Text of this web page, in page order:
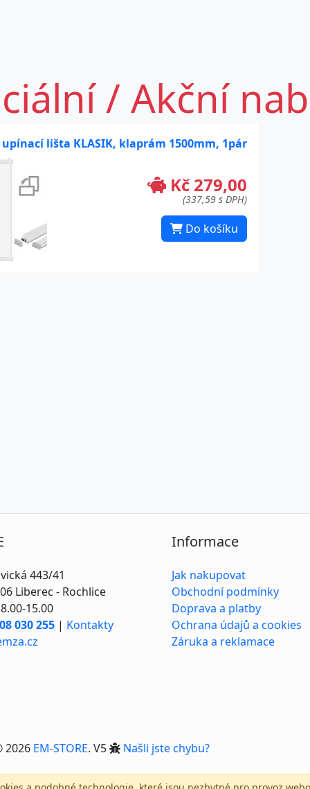
/ Akční
lišta KLASIK, klaprám 1500mm, 1pár
Kč 279,00
(337,59 s DPH)
Do košíku
443/41
Liberec - Rochlice
15.00
030 255 | Kontakty
Informace
Jak nakupovat
Obchodní podmínky
Doprava a platby
Ochrana údajů a cookies
Záruka a reklamace
2026 EM-STORE. V5 Našli jste chybu?